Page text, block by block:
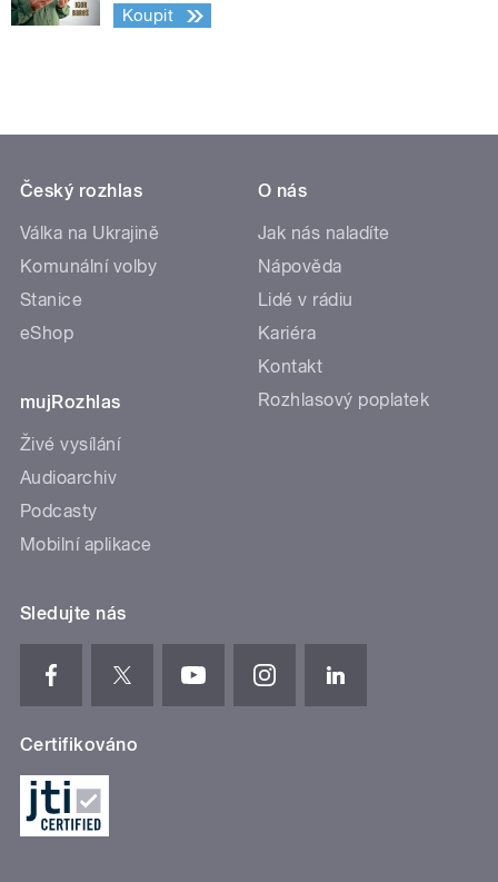
Koupit
Český rozhlas
Válka na Ukrajině
Komunální volby
Stanice
eShop
mujRozhlas
Živé vysílání
Audioarchiv
Podcasty
Mobilní aplikace
O nás
Jak nás naladíte
Nápověda
Lidé v rádiu
Kariéra
Kontakt
Rozhlasový poplatek
Sledujte nás
Certifikováno